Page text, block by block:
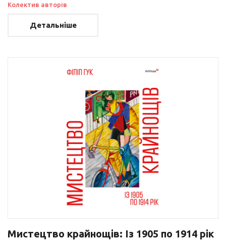
Колектив авторів
Детальніше
Мистецтво крайнощів: Із 1905 по 1914 рік